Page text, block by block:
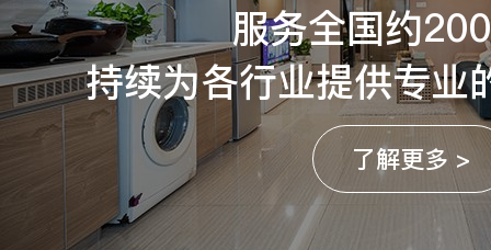
服务全国约
持续为各行业提供专业
了解更多 >